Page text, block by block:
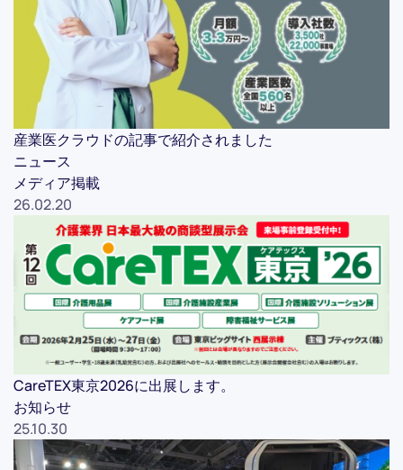
産業医クラウドの記事で紹介されました
ニュース
メディア掲載
26.02.20
CareTEX東京2026に出展します。
お知らせ
25.10.30